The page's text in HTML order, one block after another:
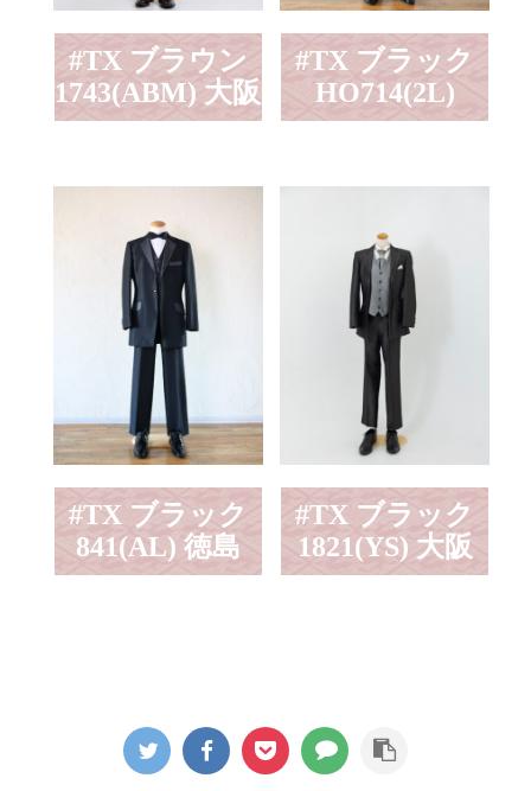
#TX ブラウン
1743(ABM) 大阪
#TX ブラック
HO714(2L)
#TX ブラック
841(AL) 徳島
#TX ブラック
1821(YS) 大阪